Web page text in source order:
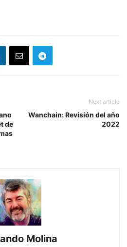
de
Next article
Wanchain: Revisión del año
2022
Molina